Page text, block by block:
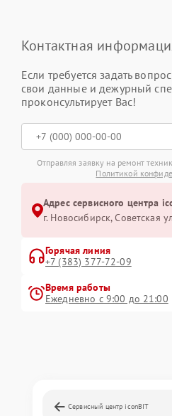
Контактная
Если требуется задать
свои данные и дежурный
проконсультирует Вас!
Отправляя заявку на ремонт
Политикой
Адрес сервисного центра
г. Новосибирск, Советская
Горячая линия
+7 (383) 377-72-09
Время работы
Ежедневно с 9:00 до 21:00
Сервисный центр iconBIT